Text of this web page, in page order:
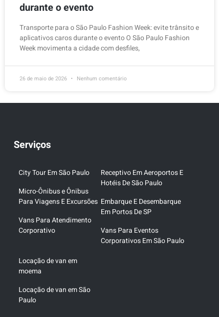
durante o evento
Transporte para o São Paulo Fashion Week: evite trânsito e
aplicativos caros durante o evento O São Paulo Fashion
Week movimenta a cidade com desfiles,
26 de maio de 2026 Nenhum comentário
Serviços
City Tour Em São Paulo
Micro-Ônibus e Ônibus
Para Viagens E Excursões
Vans Para Atendimento
Corporativo
Receptivo Em Aeroportos E
Hotéis De São Paulo
Embarque E Desembarque
Em Portos De SP
Vans Para Eventos
Corporativos Em São Paulo
Locação de van em
moema
Locação de van em São
Paulo